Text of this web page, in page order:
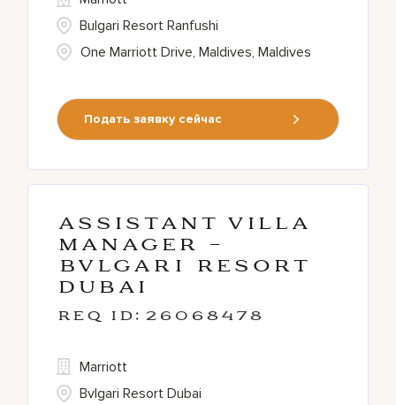
One Marriott Drive, Maldives, Maldives
Bulgari Resort Ranfushi
Подать заявку сейчас
Assistant Villa
Manager -
BVLGARI Resort
Dubai
26068478
Marriott
Bvlgari Resort Dubai